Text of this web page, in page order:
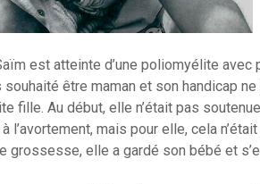
est atteinte d’une poliomyélite
souhaité être maman et son handicap
fille. Au début, elle n’était pas
l’avortement, mais pour elle, cela
grossesse, elle a gardé son bébé et